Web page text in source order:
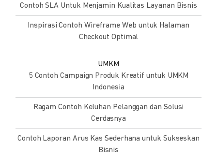
Contoh SLA Untuk Menjamin Kualitas Layanan Bisnis
Inspirasi Contoh Wireframe Web untuk Halaman
Checkout Optimal
UMKM
5 Contoh Campaign Produk Kreatif untuk UMKM
Indonesia
Ragam Contoh Keluhan Pelanggan dan Solusi
Cerdasnya
Contoh Laporan Arus Kas Sederhana untuk Sukseskan
Bisnis